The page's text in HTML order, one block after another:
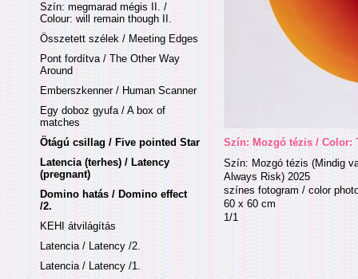
Szín: megmarad mégis II. /
Colour: will remain though II.
Összetett szélek / Meeting Edges
Pont fordítva / The Other Way
Around
Emberszkenner / Human Scanner
Egy doboz gyufa / A box of
matches
Ötágú csillag / Five pointed Star
Latencia (terhes) / Latency
(pregnant)
Domino hatás / Domino effect
/2.
KEHI átvilágítás
Latencia / Latency /2.
Latencia / Latency /1.
Szín: Mozgó tézis / Color:
Szín: Mozgó tézis (Mindig
Always Risk) 2025
színes fotogram / color
60 x 60 cm
1/1